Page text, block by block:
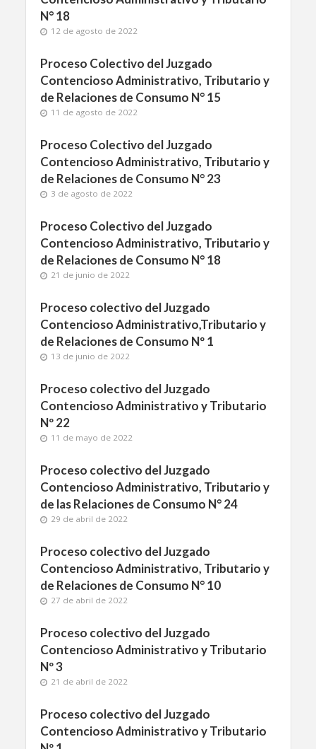
N° 18
12 de agosto de 2022
Proceso Colectivo del Juzgado
Contencioso Administrativo, Tributario y
de Relaciones de Consumo N° 15
11 de agosto de 2022
Proceso Colectivo del Juzgado
Contencioso Administrativo, Tributario y
de Relaciones de Consumo N° 23
3 de agosto de 2022
Proceso Colectivo del Juzgado
Contencioso Administrativo, Tributario y
de Relaciones de Consumo N° 18
21 de junio de 2022
Proceso colectivo del Juzgado
Contencioso Administrativo,Tributario y
de Relaciones de Consumo Nº 1
13 de junio de 2022
Proceso colectivo del Juzgado
Contencioso Administrativo y Tributario
Nº 22
11 de mayo de 2022
Proceso colectivo del Juzgado
Contencioso Administrativo, Tributario y
de las Relaciones de Consumo N° 24
29 de abril de 2022
Proceso colectivo del Juzgado
Contencioso Administrativo, Tributario y
de Relaciones de Consumo N° 10
27 de abril de 2022
Proceso colectivo del Juzgado
Contencioso Administrativo y Tributario
Nº 3
21 de abril de 2022
Proceso colectivo del Juzgado
Contencioso Administrativo y Tributario